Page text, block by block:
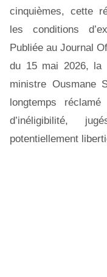
cinquièmes, cette
les conditions
Publiée au Journal
du 15 mai 2026, la
ministre Ousmane
longtemps
d’inéligibilité,
potentiellement